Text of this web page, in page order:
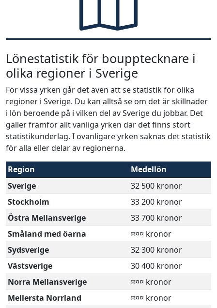
Lönestatistik för boupptecknare i
olika regioner i Sverige
För vissa yrken går det även att se statistik för olika
regioner i Sverige. Du kan alltså se om det är skillnader
i lön beroende på i vilken del av Sverige du jobbar. Det
gäller framför allt vanliga yrken där det finns stort
statistikunderlag. I ovanligare yrken saknas det statistik
för alla eller delar av regionerna.
Region
Medellön
Sverige
32 500 kronor
Stockholm
33 200 kronor
Östra Mellansverige
33 700 kronor
Småland med öarna
¤¤¤ kronor
Sydsverige
32 300 kronor
Västsverige
30 400 kronor
Norra Mellansverige
¤¤¤ kronor
Mellersta Norrland
¤¤¤ kronor